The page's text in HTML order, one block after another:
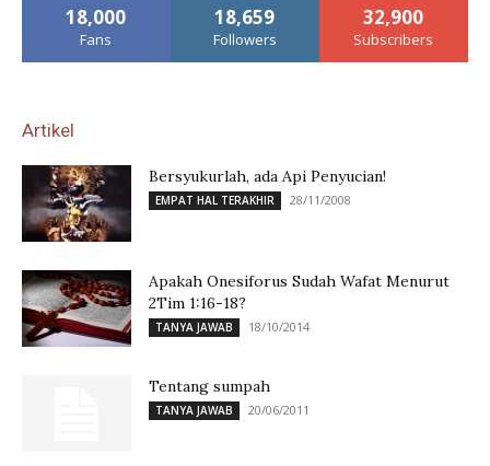
18,000
Fans
18,659
Followers
32,900
Subscribers
Artikel
Bersyukurlah, ada Api Penyucian!
EMPAT HAL TERAKHIR 28/11/2008
Apakah Onesiforus Sudah Wafat Menurut
2Tim 1:16-18?
TANYA JAWAB 18/10/2014
Tentang sumpah
TANYA JAWAB 20/06/2011